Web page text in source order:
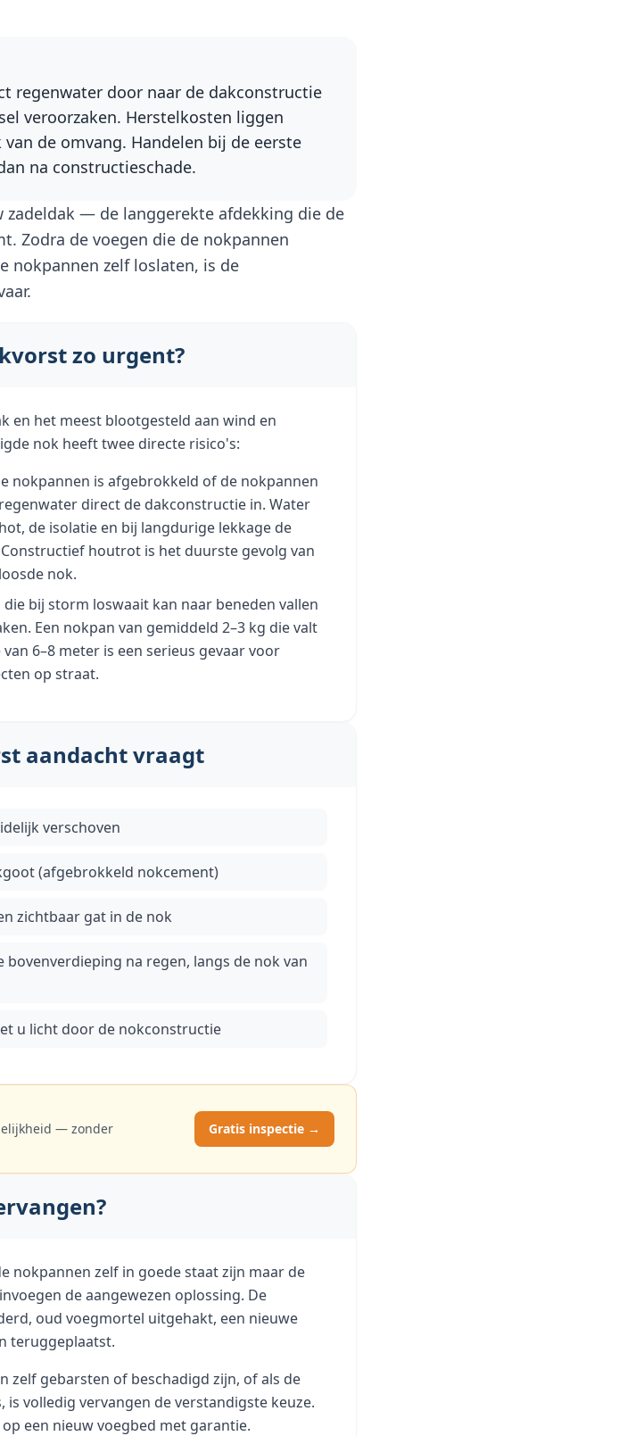
regenwater door naar de dakconstructie
veroorzaken. Herstelkosten liggen
de omvang. Handelen bij de eerste
na constructieschade.
zadeldak — de langgerekte afdekking die de
Zodra de voegen die de nokpannen
nokpannen zelf loslaten, is de
zo urgent?
en het meest blootgesteld aan wind en
nok heeft twee directe risico's:
nokpannen is afgebrokkeld of de nokpannen
direct de dakconstructie in. Water
de isolatie en bij langdurige lekkage de
houtrot is het duurste gevolg van
nok.
die bij storm loswaait kan naar beneden vallen
Een nokpan van gemiddeld 2–3 kg die valt
6–8 meter is een serieus gevaar voor
op straat.
aandacht vraagt
verschoven
(afgebrokkeld nokcement)
zichtbaar gat in de nok
na regen, langs de nok van
u licht door de nokconstructie
— zonder
Gratis inspectie →
nokpannen zelf in goede staat zijn maar de
de aangewezen oplossing. De
oud voegmortel uitgehakt, een nieuwe
teruggeplaatst.
zelf gebarsten of beschadigd zijn, of als de
volledig vervangen de verstandigste keuze.
een nieuw voegbed met garantie.